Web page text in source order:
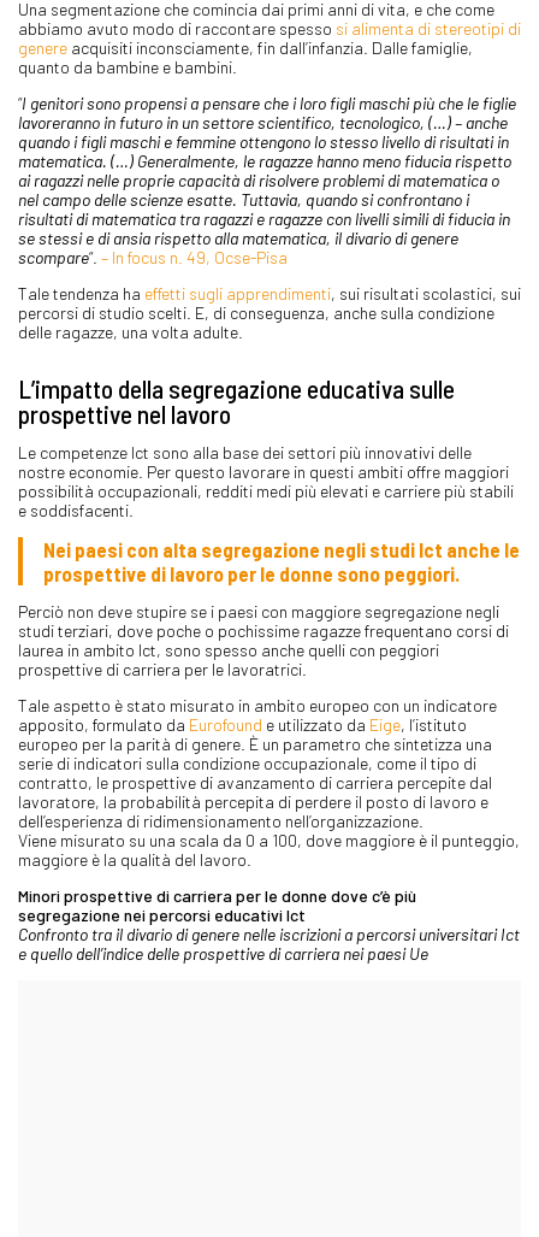
Una segmentazione che comincia dai primi anni di vita, e che come
abbiamo avuto modo di raccontare spesso si alimenta di stereotipi di
genere acquisiti inconsciamente, fin dall’infanzia. Dalle famiglie,
quanto da bambine e bambini.
“I genitori sono propensi a pensare che i loro figli maschi più che le figlie
lavoreranno in futuro in un settore scientifico, tecnologico, (…) – anche
quando i figli maschi e femmine ottengono lo stesso livello di risultati in
matematica. (…) Generalmente, le ragazze hanno meno fiducia rispetto
ai ragazzi nelle proprie capacità di risolvere problemi di matematica o
nel campo delle scienze esatte. Tuttavia, quando si confrontano i
risultati di matematica tra ragazzi e ragazze con livelli simili di fiducia in
se stessi e di ansia rispetto alla matematica, il divario di genere
scompare“. – In focus n. 49, Ocse-Pisa
Tale tendenza ha effetti sugli apprendimenti, sui risultati scolastici, sui
percorsi di studio scelti. E, di conseguenza, anche sulla condizione
delle ragazze, una volta adulte.
L’impatto della segregazione educativa sulle
prospettive nel lavoro
Le competenze Ict sono alla base dei settori più innovativi delle
nostre economie. Per questo lavorare in questi ambiti offre maggiori
possibilità occupazionali, redditi medi più elevati e carriere più stabili
e soddisfacenti.
Nei paesi con alta segregazione negli studi Ict anche le
prospettive di lavoro per le donne sono peggiori.
Perciò non deve stupire se i paesi con maggiore segregazione negli
studi terziari, dove poche o pochissime ragazze frequentano corsi di
laurea in ambito Ict, sono spesso anche quelli con peggiori
prospettive di carriera per le lavoratrici.
Tale aspetto è stato misurato in ambito europeo con un indicatore
apposito, formulato da Eurofound e utilizzato da Eige, l’istituto
europeo per la parità di genere. È un parametro che sintetizza una
serie di indicatori sulla condizione occupazionale, come il tipo di
contratto, le prospettive di avanzamento di carriera percepite dal
lavoratore, la probabilità percepita di perdere il posto di lavoro e
dell’esperienza di ridimensionamento nell’organizzazione.
Viene misurato su una scala da 0 a 100, dove maggiore è il punteggio,
maggiore è la qualità del lavoro.
Minori prospettive di carriera per le donne dove c’è più
segregazione nei percorsi educativi Ict
Confronto tra il divario di genere nelle iscrizioni a percorsi universitari Ict
e quello dell’indice delle prospettive di carriera nei paesi Ue